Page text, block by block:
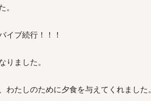
イブ続行！！！
ました。
たしのために夕食を与えてくれました。